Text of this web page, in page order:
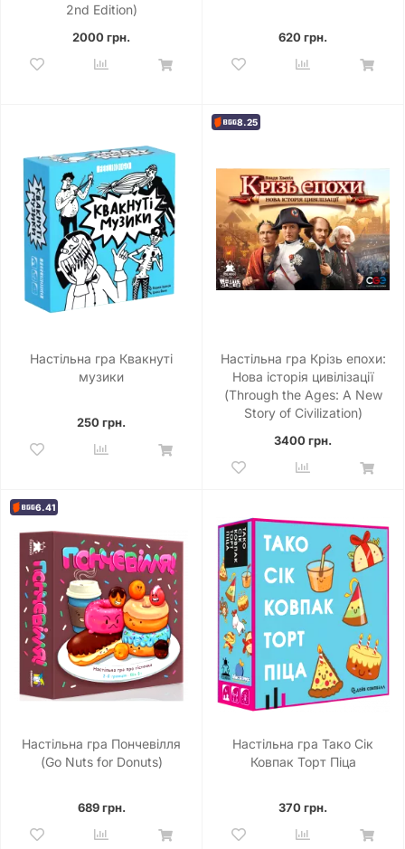
2nd Edition)
2000 грн. 620 грн.
Настільна гра Квакнуті
музики
250 грн.
8.25
Настільна гра Крізь епохи:
Нова історія цивілізації
(Through the Ages: A New
Story of Civilization)
3400 грн.
6.41
Настільна гра Пончевілля
(Go Nuts for Donuts)
689 грн.
Настільна гра Тако Сік
Ковпак Торт Піца
370 грн.